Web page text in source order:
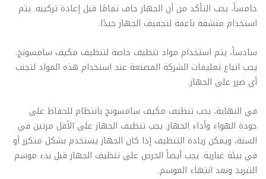
خامساً، يجب التأكد من أن الجهاز جاف تمامًا قبل إعادة تركيبه. يتم
استخدام منشفة ناعمة لتجفيف الجهاز جيدًا.
سادساً، يتم استخدام مواد تنظيف خاصة لتنظيف مكيف سامسونج.
يجب اتباع تعليمات الشركة المصنعة عند استخدام هذه المواد لتجنب
أي ضرر على الجهاز.
في النهاية، يجب تنظيف مكيف سامسونج بانتظام للحفاظ على
جودة الهواء وأداء الجهاز. يجب تنظيف الجهاز على الأقل مرتين في
السنة، ويمكن زيادة التنظيف إذا كان الجهاز يستخدم بشكل متكرر أو
في بيئة غبارية. يجب أيضاً الحرص على تنظيف الجهاز قبل بدء موسم
التبريد وبعد انتهاء الموسم.